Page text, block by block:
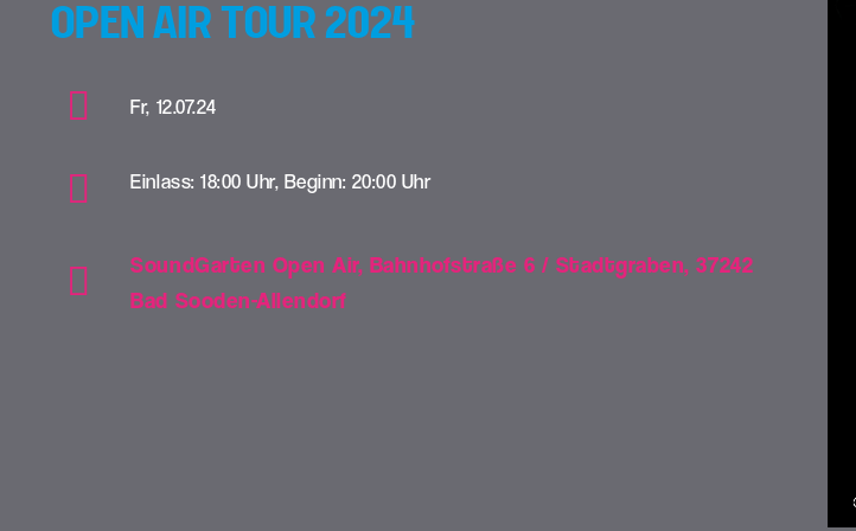
OPEN AIR TOUR 2024
Fr, 12.07.24
Einlass: 18:00 Uhr, Beginn: 20:00 Uhr
SoundGarten Open Air, Bahnhofstraße 6 / Stadtgraben, 37242
Bad Sooden-Allendorf